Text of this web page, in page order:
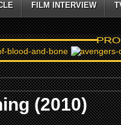
FILM INTERVIEW
(2010)